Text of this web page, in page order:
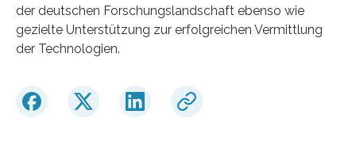
der deutschen Forschungslandschaft ebenso wie
gezielte Unterstützung zur erfolgreichen Vermittlung
der Technologien.